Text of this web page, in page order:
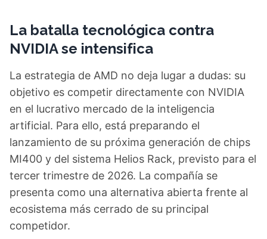
La batalla tecnológica contra
NVIDIA se intensifica
La estrategia de AMD no deja lugar a dudas: su
objetivo es competir directamente con NVIDIA
en el lucrativo mercado de la inteligencia
artificial. Para ello, está preparando el
lanzamiento de su próxima generación de chips
MI400 y del sistema Helios Rack, previsto para el
tercer trimestre de 2026. La compañía se
presenta como una alternativa abierta frente al
ecosistema más cerrado de su principal
competidor.